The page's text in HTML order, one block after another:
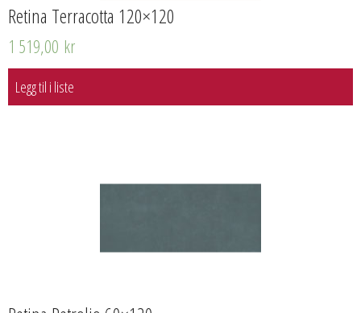
Retina Terracotta 120×120
1 519,00 kr
Legg til i liste